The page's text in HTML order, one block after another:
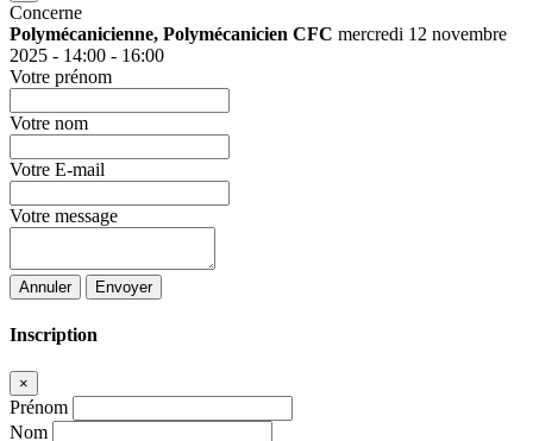
Concerne
Polymécanicienne, Polymécanicien CFC mercredi 12 novembre
2025 - 14:00 - 16:00
Votre prénom
Votre nom
Votre E-mail
Votre message
Annuler Envoyer
Inscription
×
Prénom
Nom